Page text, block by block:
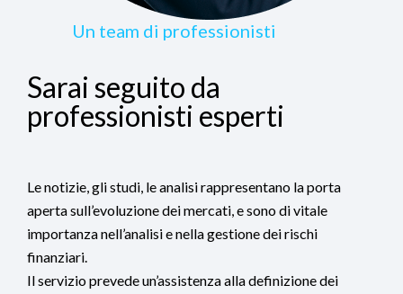
Un team di professionisti
Sarai seguito da
professionisti esperti
Le notizie, gli studi, le analisi rappresentano la porta
aperta sull’evoluzione dei mercati, e sono di vitale
importanza nell’analisi e nella gestione dei rischi
finanziari.
Il servizio prevede un’assistenza alla definizione dei